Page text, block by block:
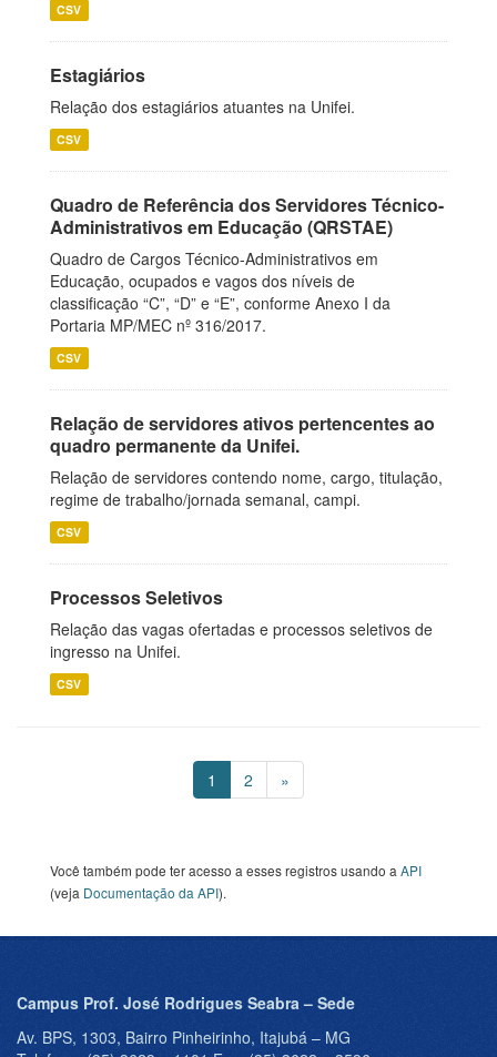
CSV
Estagiários
Relação dos estagiários atuantes na Unifei.
CSV
Quadro de Referência dos Servidores Técnico-
Administrativos em Educação (QRSTAE)
Quadro de Cargos Técnico-Administrativos em
Educação, ocupados e vagos dos níveis de
classificação “C”, “D” e “E”, conforme Anexo I da
Portaria MP/MEC nº 316/2017.
CSV
Relação de servidores ativos pertencentes ao
quadro permanente da Unifei.
Relação de servidores contendo nome, cargo, titulação,
regime de trabalho/jornada semanal, campi.
CSV
Processos Seletivos
Relação das vagas ofertadas e processos seletivos de
ingresso na Unifei.
CSV
1 2 »
Você também pode ter acesso a esses registros usando a API
(veja Documentação da API).
Campus Prof. José Rodrigues Seabra – Sede
Av. BPS, 1303, Bairro Pinheirinho, Itajubá – MG